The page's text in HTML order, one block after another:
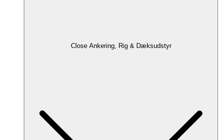
Close Ankering, Rig & Dæksudstyr